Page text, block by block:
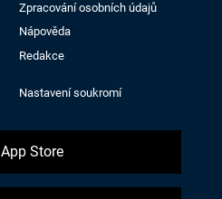
Zpracování osobních údajů
Nápověda
Redakce
Nastavení soukromí
App Store